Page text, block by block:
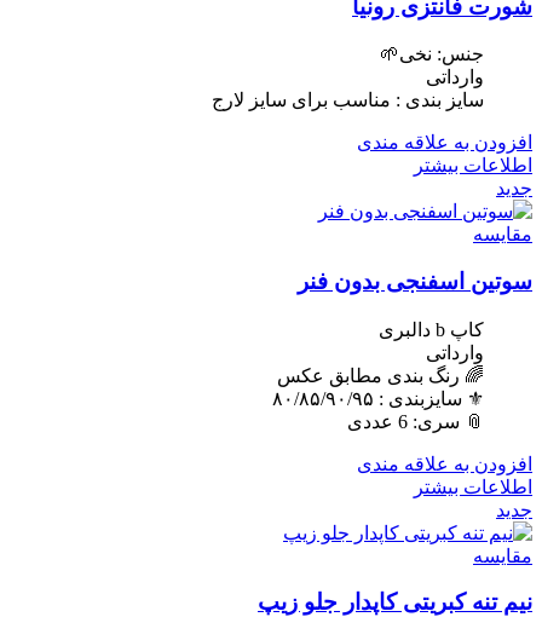
شورت فانتزی رونیا
جنس: نخی🌱
وارداتی
سایز بندی : مناسب برای سایز لارج
افزودن به علاقه مندی
اطلاعات بیشتر
جدید
مقایسه
سوتین اسفنجی بدون فنر
کاپ b دالبری
وارداتی
🌈 رنگ بندی مطابق عکس
⚜️ سایزبندی : ٨٠/٨۵/٩٠/٩۵
📎 سری: 6 عددی
افزودن به علاقه مندی
اطلاعات بیشتر
جدید
مقایسه
نیم تنه کبریتی کاپدار جلو زیپ